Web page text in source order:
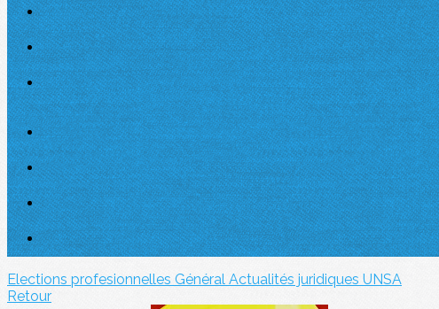
Elections profesionnelles Général Actualités juridiques UNSA
Retour